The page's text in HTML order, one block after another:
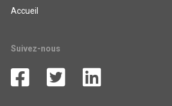
Accueil
Suivez-nous